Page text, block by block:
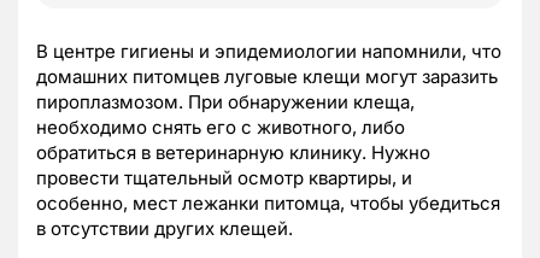
В центре гигиены и эпидемиологии напомнили, что
домашних питомцев луговые клещи могут заразить
пироплазмозом. При обнаружении клеща,
необходимо снять его с животного, либо
обратиться в ветеринарную клинику. Нужно
провести тщательный осмотр квартиры, и
особенно, мест лежанки питомца, чтобы убедиться
в отсутствии других клещей.